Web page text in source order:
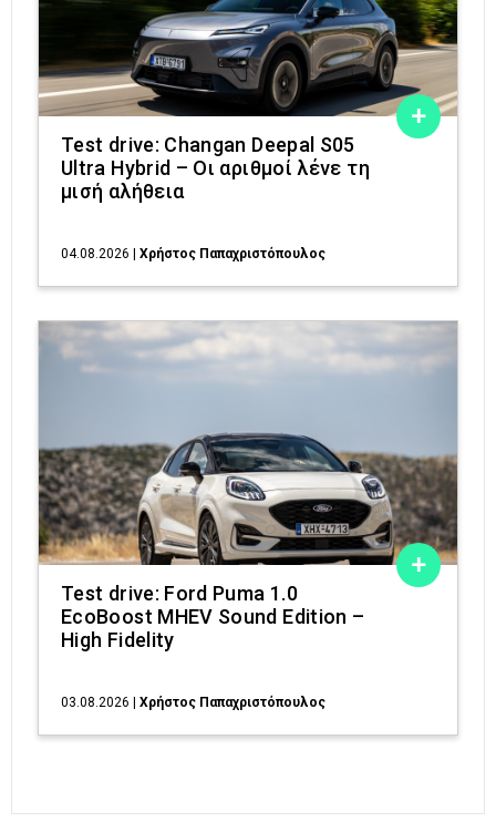
Test drive: Changan Deepal S05
Ultra Hybrid – Οι αριθμοί λένε τη
μισή αλήθεια
04.08.2026 | Χρήστος Παπαχριστόπουλος
Test drive: Ford Puma 1.0
EcoBoost MHEV Sound Edition –
High Fidelity
03.08.2026 Χρήστος Παπαχριστόπουλος